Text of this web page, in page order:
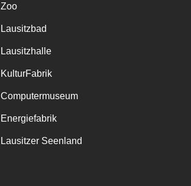
Zoo
Lausitzbad
Lausitzhalle
KulturFabrik
Computermuseum
Energiefabrik
Lausitzer Seenland